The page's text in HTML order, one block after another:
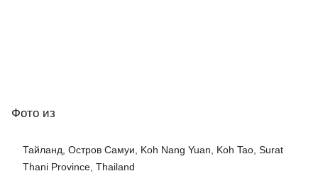
Фото из
Тайланд, Остров Самуи, Koh Nang Yuan, Koh Tao, Surat
Thani Province, Thailand